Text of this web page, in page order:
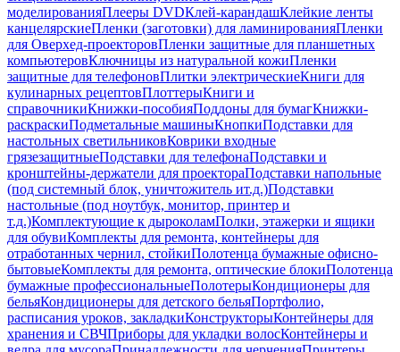
моделированияПлееры DVDКлей-карандашКлейкие ленты
канцелярскиеПленки (заготовки) для ламинированияПленки
для Оверхед-проекторовПленки защитные для планшетных
компьютеровКлючницы из натуральной кожиПленки
защитные для телефоновПлитки электрическиеКниги для
кулинарных рецептовПлоттерыКниги и
справочникиКнижки-пособияПоддоны для бумагКнижки-
раскраскиПодметальные машиныКнопкиПодставки для
настольных светильниковКоврики входные
грязезащитныеПодставки для телефонаПодставки и
кронштейны-держатели для проектораПодставки напольные
(под системный блок, уничтожитель ит.д.)Подставки
настольные (под ноутбук, монитор, принтер и
т.д.)Комплектующие к дыроколамПолки, этажерки и ящики
для обувиКомплекты для ремонта, контейнеры для
отработанных чернил, стойкиПолотенца бумажные офисно-
бытовыеКомплекты для ремонта, оптические блокиПолотенца
бумажные профессиональныеПолотерыКондиционеры для
бельяКондиционеры для детского бельяПортфолио,
расписания уроков, закладкиКонструкторыКонтейнеры для
хранения и СВЧПриборы для укладки волосКонтейнеры и